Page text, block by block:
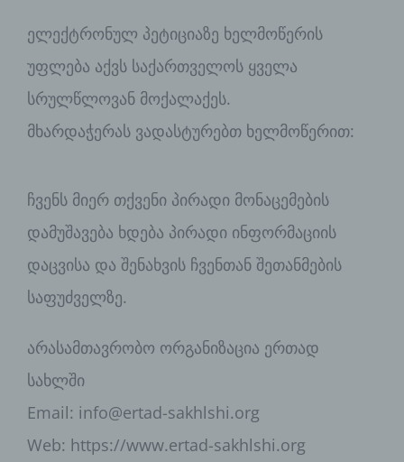
ელექტრონულ პეტიციაზე ხელმოწერის
უფლება აქვს საქართველოს ყველა
სრულწლოვან მოქალაქეს.
მხარდაჭერას ვადასტურებთ ხელმოწერით:
ჩვენს მიერ თქვენი პირადი მონაცემების
დამუშავება ხდება პირადი ინფორმაციის
დაცვისა და შენახვის ჩვენთან შეთანმების
საფუძველზე.
არასამთავრობო ორგანიზაცია ერთად
სახლში
Email: info@ertad-sakhlshi.org
Web: https://www.ertad-sakhlshi.org
das Unionsrecht oder das Recht der
Mitgliedstaaten vorgegeben, so kann
der Verantwortliche beziehungsweise
Benennung nach dem Unionsrecht oder
dem Recht der Mitgliedstaaten
vorgesehen werden.
h) Auftragsverarbeiter
Auftragsverarbeiter ist eine natürliche
oder juristische Person, Behörde,
Einrichtung oder andere Stelle, die
personenbezogene Daten im Auftrag
Empfänger ist eine natürliche oder